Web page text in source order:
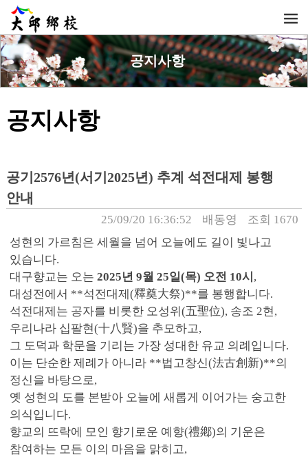
공지사항
공지사항
공기2576년(서기2025년) 추계 석전대제 봉행
안내
25/09/20 16:36:52 배동영
조회 1670
성현의 가르침은 세월을 넘어 오늘에도 길이 빛나고
있습니다.
대구향교는 오는2025년 9월 25일(목) 오전 10시 ,
대성전에서 **석전대제(釋奠大祭)**를 봉행합니다.
석전대제는 공자를 비롯한 오성위(五聖位), 송조 2현,
우리나라 십팔현(十八賢)을 추모하고,
그 도덕과 학문을 기리는 가장 성대한 유교 의례입니다.
이는 단순한 제례가 아니라 **법고창신(法古創新)**의
정신을 바탕으로,
옛 성현의 도를 본받아 오늘에 새롭게 이어가는 숭고한
의식입니다.
향교의 뜨락에 모인 향기로운 예향(禮鄕)의 기운은
참여하는 모든 이의 마음을 맑히고,